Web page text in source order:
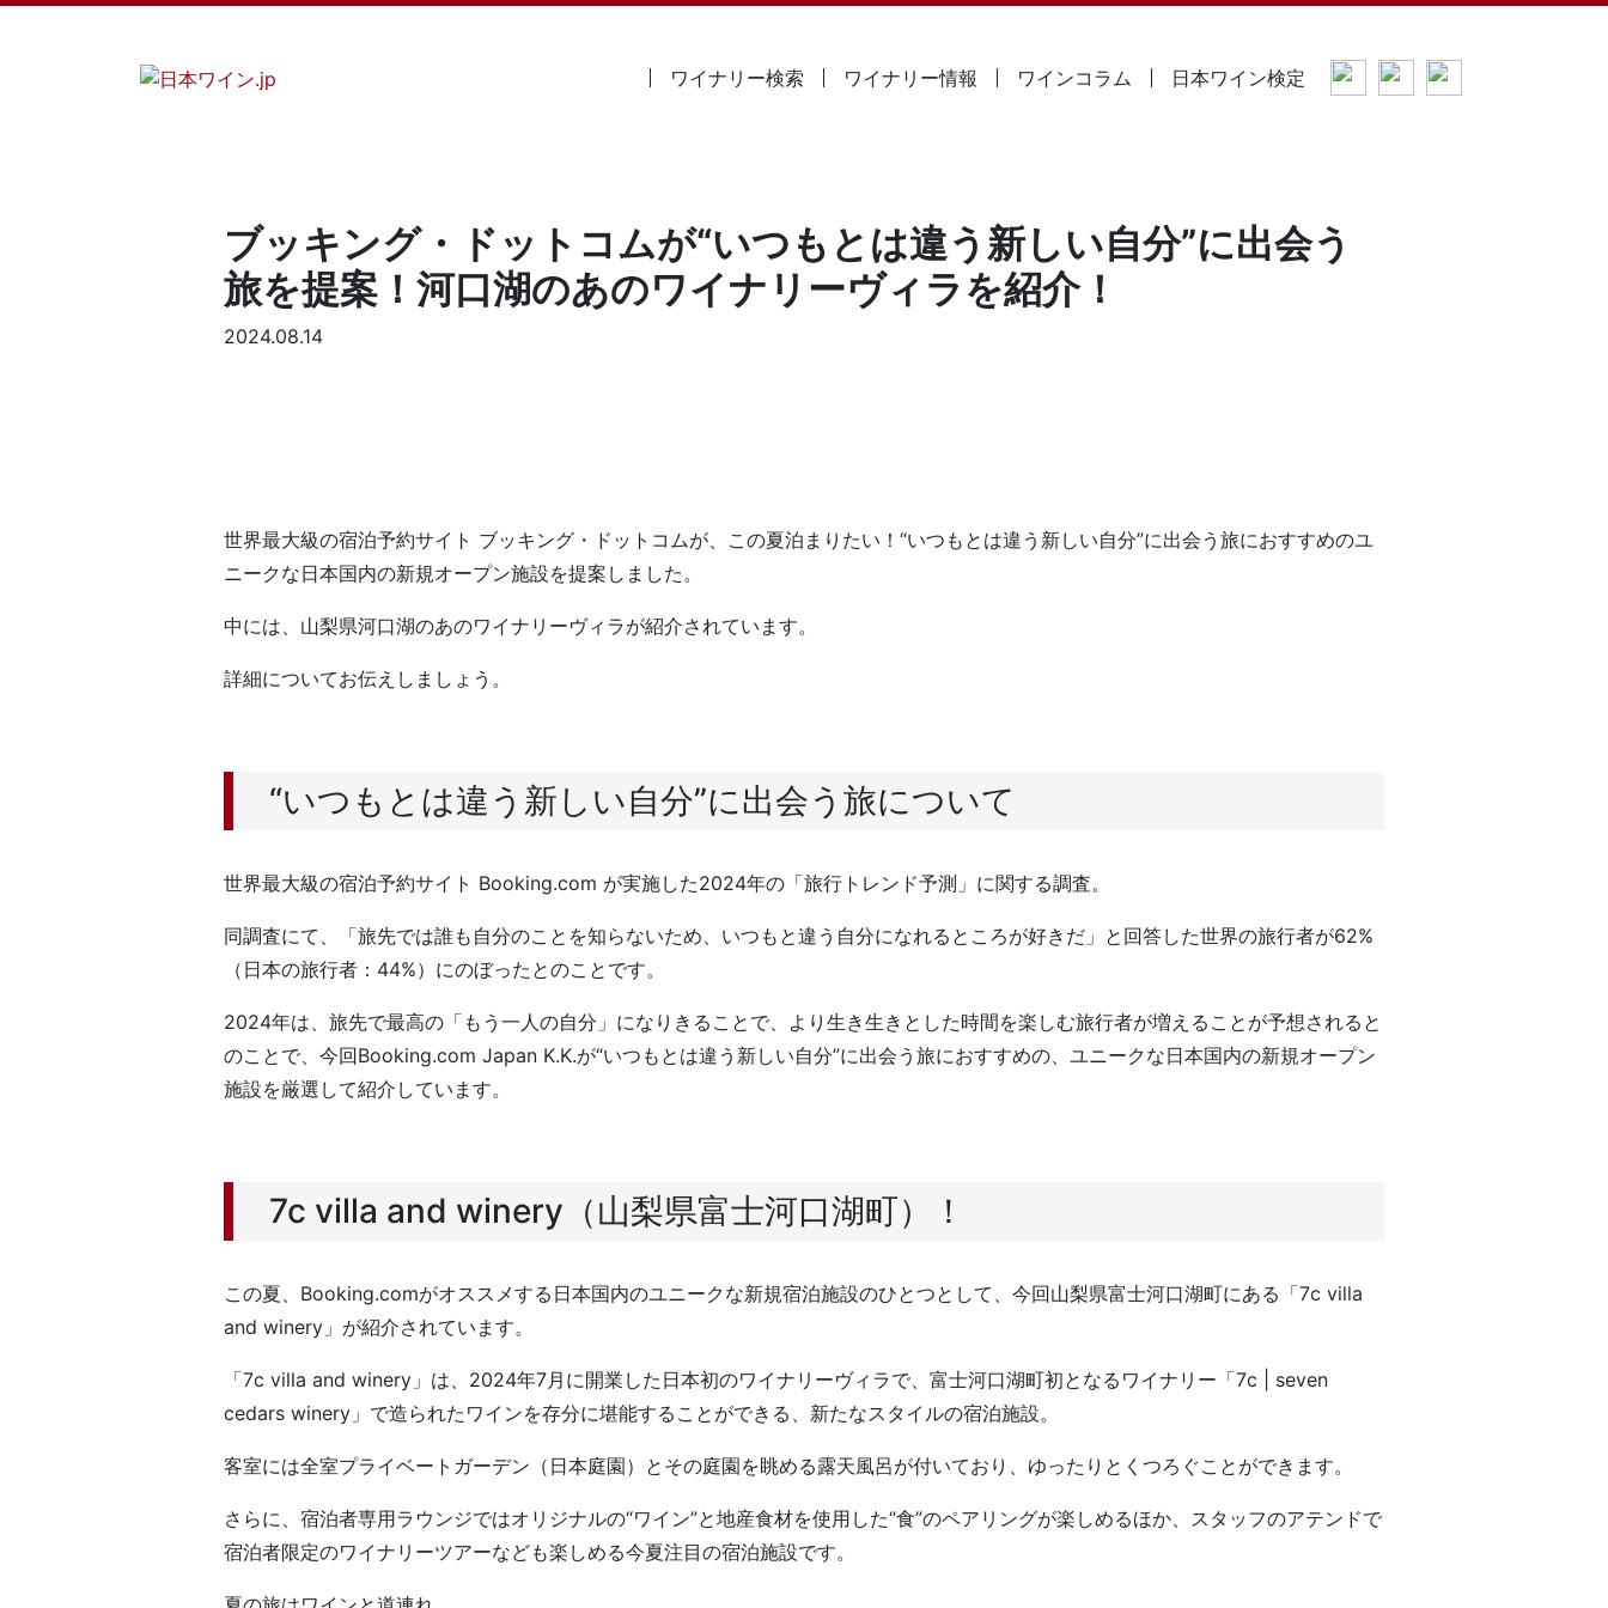
ワイナリー検索 ワイナリー情報 ワインコラム 日本ワイン検定
ブッキング・ドットコムが“いつもとは違う新しい自分”に出会う
旅を提案！河口湖のあのワイナリーヴィラを紹介！
2024.08.14
世界最大級の宿泊予約サイト ブッキング・ドットコムが、この夏泊まりたい！“いつもとは違う新しい自分”に出会う旅におすすめのユ
ニークな日本国内の新規オープン施設を提案しました。
中には、山梨県河口湖のあのワイナリーヴィラが紹介されています。
詳細についてお伝えしましょう。
“いつもとは違う新しい自分”に出会う旅について
世界最大級の宿泊予約サイト Booking.com が実施した2024年の「旅行トレンド予測」に関する調査。
同調査にて、「旅先では誰も自分のことを知らないため、いつもと違う自分になれるところが好きだ」と回答した世界の旅行者が62%
（日本の旅行者：44%）にのぼったとのことです。
2024年は、旅先で最高の「もう一人の自分」になりきることで、より生き生きとした時間を楽しむ旅行者が増えることが予想されると
のことで、今回Booking.com Japan K.K.が“いつもとは違う新しい自分”に出会う旅におすすめの、ユニークな日本国内の新規オープン
施設を厳選して紹介しています。
7c villa and winery（山梨県富士河口湖町）！
この夏、Booking.comがオススメする日本国内のユニークな新規宿泊施設のひとつとして、今回山梨県富士河口湖町にある「7c villa
and winery」が紹介されています。
「7c villa and winery」は、2024年7月に開業した日本初のワイナリーヴィラで、富士河口湖町初となるワイナリー「7c | seven
cedars winery」で造られたワインを存分に堪能することができる、新たなスタイルの宿泊施設。
客室には全室プライベートガーデン（日本庭園）とその庭園を眺める露天風呂が付いており、ゆったりとくつろぐことができます。
さらに、宿泊者専用ラウンジではオリジナルの“ワイン”と地産食材を使用した“食”のペアリングが楽しめるほか、スタッフのアテンドで
宿泊者限定のワイナリーツアーなども楽しめる今夏注目の宿泊施設です。